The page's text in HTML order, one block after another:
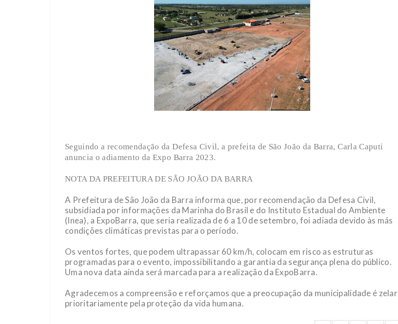
Seguindo a recomendação da Defesa Civil, a prefeita de São João da Barra, Carla Caputi
anuncia o adiamento da Expo Barra 2023.
NOTA DA PREFEITURA DE SÃO JOÃO DA BARRA
A Prefeitura de São João da Barra informa que, por recomendação da Defesa Civil,
subsidiada por informações da Marinha do Brasil e do Instituto Estadual do Ambiente
(Inea), a ExpoBarra, que seria realizada de 6 a 10 de setembro, foi adiada devido às más
condições climáticas previstas para o período.
Os ventos fortes, que podem ultrapassar 60 km/h, colocam em risco as estruturas
programadas para o evento, impossibilitando a garantia da segurança plena do público.
Uma nova data ainda será marcada para a realização da ExpoBarra.
Agradecemos a compreensão e reforçamos que a preocupação da municipalidade é zelar
prioritariamente pela proteção da vida humana.